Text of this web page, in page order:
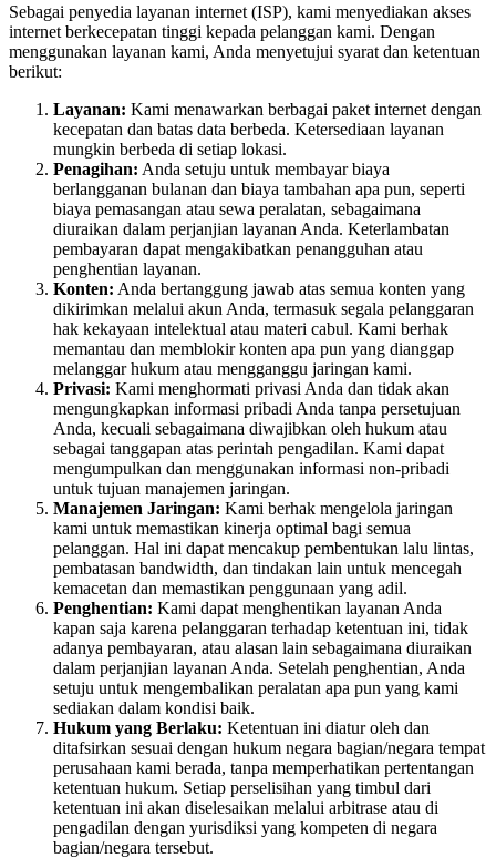
Sebagai penyedia layanan internet (ISP), kami menyediakan akses
internet berkecepatan tinggi kepada pelanggan kami. Dengan
menggunakan layanan kami, Anda menyetujui syarat dan ketentuan
berikut:
Layanan: Kami menawarkan berbagai paket internet dengan
kecepatan dan batas data berbeda. Ketersediaan layanan
mungkin berbeda di setiap lokasi.
Penagihan: Anda setuju untuk membayar biaya
berlangganan bulanan dan biaya tambahan apa pun, seperti
biaya pemasangan atau sewa peralatan, sebagaimana
diuraikan dalam perjanjian layanan Anda. Keterlambatan
pembayaran dapat mengakibatkan penangguhan atau
penghentian layanan.
Konten: Anda bertanggung jawab atas semua konten yang
dikirimkan melalui akun Anda, termasuk segala pelanggaran
hak kekayaan intelektual atau materi cabul. Kami berhak
memantau dan memblokir konten apa pun yang dianggap
melanggar hukum atau mengganggu jaringan kami.
Privasi: Kami menghormati privasi Anda dan tidak akan
mengungkapkan informasi pribadi Anda tanpa persetujuan
Anda, kecuali sebagaimana diwajibkan oleh hukum atau
sebagai tanggapan atas perintah pengadilan. Kami dapat
mengumpulkan dan menggunakan informasi non-pribadi
untuk tujuan manajemen jaringan.
Manajemen Jaringan: Kami berhak mengelola jaringan
kami untuk memastikan kinerja optimal bagi semua
pelanggan. Hal ini dapat mencakup pembentukan lalu lintas,
pembatasan bandwidth, dan tindakan lain untuk mencegah
kemacetan dan memastikan penggunaan yang adil.
Penghentian: Kami dapat menghentikan layanan Anda
kapan saja karena pelanggaran terhadap ketentuan ini, tidak
adanya pembayaran, atau alasan lain sebagaimana diuraikan
dalam perjanjian layanan Anda. Setelah penghentian, Anda
setuju untuk mengembalikan peralatan apa pun yang kami
sediakan dalam kondisi baik.
Hukum yang Berlaku: Ketentuan ini diatur oleh dan
ditafsirkan sesuai dengan hukum negara bagian/negara tempat
perusahaan kami berada, tanpa memperhatikan pertentangan
ketentuan hukum. Setiap perselisihan yang timbul dari
ketentuan ini akan diselesaikan melalui arbitrase atau di
pengadilan dengan yurisdiksi yang kompeten di negara
bagian/negara tersebut.